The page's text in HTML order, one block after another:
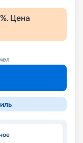
%. Цена